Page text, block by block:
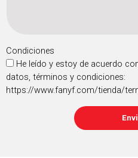
Condiciones
He leído y estoy de acuerdo
datos, términos y condiciones:
https://www.fanyf.com/tienda/